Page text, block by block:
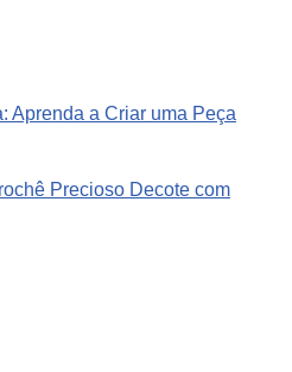
Aprenda a Criar uma Peça
Precioso Decote com